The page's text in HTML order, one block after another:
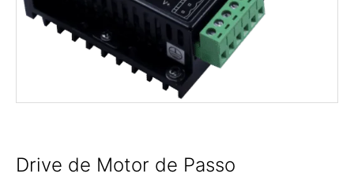
Drive de Motor de Passo